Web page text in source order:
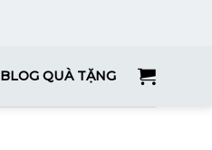
BLOG QUÀ TẶNG